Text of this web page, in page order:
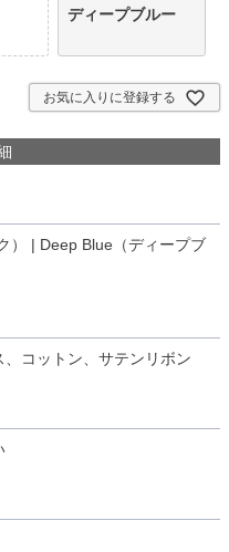
ディープブルー
お気に入りに登録する
） | Deep Blue（ディープブ
コットン、サテンリボン